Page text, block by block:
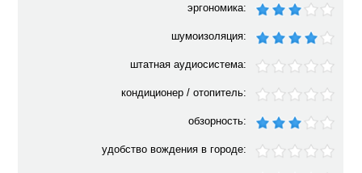
эргономика:
шумоизоляция:
штатная аудиосистема:
кондиционер / отопитель:
обзорность:
удобство вождения в городе: